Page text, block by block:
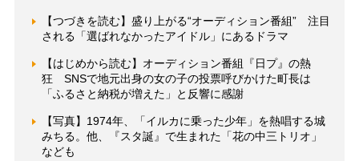
【つづきを読む】盛り上がる“オーディション番組” 注目
される「選ばれなかったアイドル」にあるドラマ
【はじめから読む】オーディション番組『日プ』の熱
狂 SNSで地元出身の女の子の投票呼びかけた町長は
「ふるさと納税が増えた」と反響に感謝
【写真】1974年、「イルカに乗った少年」を熱唱する城
みちる。他、『スタ誕』で生まれた「花の中三トリオ」
なども